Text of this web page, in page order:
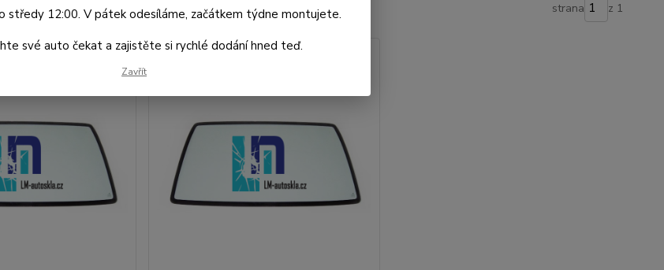
strana z 1
středy 12:00. V pátek odesíláme, začátkem týdne montujete.
své auto čekat a zajistěte si rychlé dodání hned teď.
Zavřít